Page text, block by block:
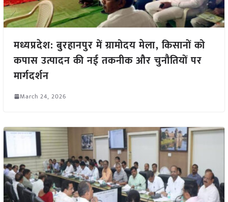
मध्यप्रदेश: बुरहानपुर में ग्रामोदय मेला, किसानों को
कपास उत्पादन की नई तकनीक और चुनौतियों पर
मार्गदर्शन
March 24, 2026